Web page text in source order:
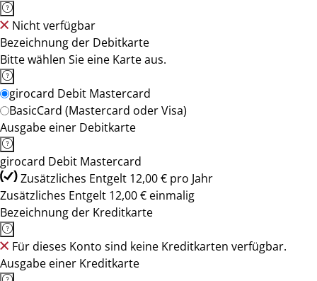
Nicht verfügbar
Bezeichnung der Debitkarte
Bitte wählen Sie eine Karte aus.
girocard Debit Mastercard
BasicCard (Mastercard oder Visa)
Ausgabe einer Debitkarte
girocard Debit Mastercard
Zusätzliches Entgelt 12,00 € pro Jahr
Zusätzliches Entgelt 12,00 € einmalig
Bezeichnung der Kreditkarte
Für dieses Konto sind keine Kreditkarten verfügbar.
Ausgabe einer Kreditkarte